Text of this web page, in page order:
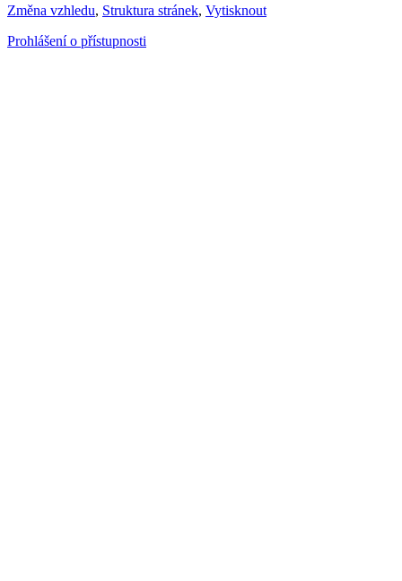
Změna vzhledu, Struktura stránek, Vytisknout
Prohlášení o přístupnosti